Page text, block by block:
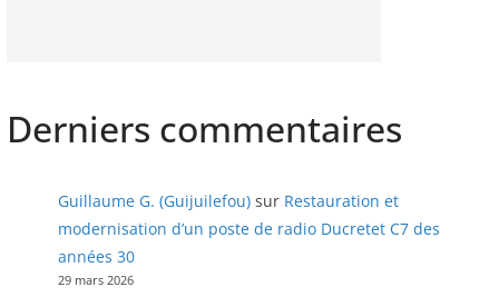
Derniers commentaires
Guillaume G. (Guijuilefou)sur Restauration et
modernisation d’un poste de radio Ducretet C7 des
années 30
29 mars 2026